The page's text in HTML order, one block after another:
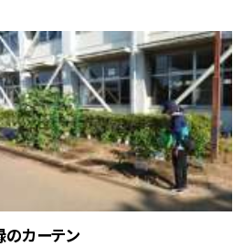
のカーテン